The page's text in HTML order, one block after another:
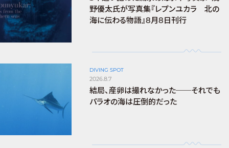
野優太氏が写真集『レプンユカラ 北の
海に伝わる物語』8月8日刊行
DIVING SPOT
2026.8.7
結局、産卵は撮れなかった──それでも
パラオの海は圧倒的だった